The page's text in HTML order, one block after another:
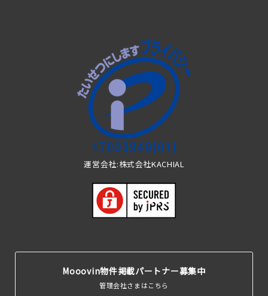
運営会社:株式会社KACHIAL
Mooovin物件掲載パートナー募集中
管理会社さまはこちら